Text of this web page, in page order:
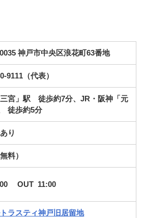
神戸市中央区浪花町63番地
9111（代表）
宮」駅 徒歩約7分、JR・阪神「元
徒歩約5分
り
料）
OUT 11:00
ラスティ神戸旧居留地